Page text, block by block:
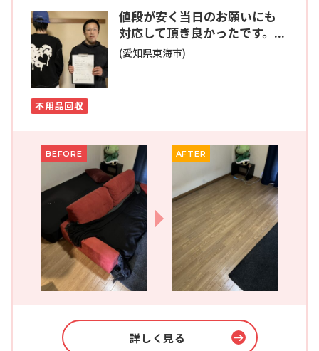
値段が安く当日のお願いにも
対応して頂き良かったです。...
(愛知県東海市)
不用品回収
BEFORE AFTER
詳しく見る